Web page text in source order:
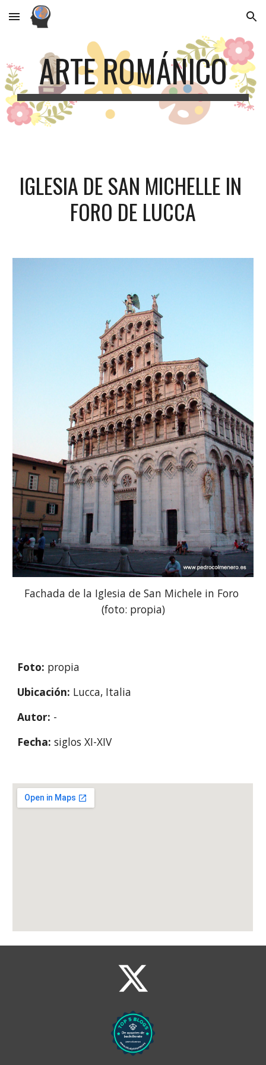
Skip to main content Skip to navigation
ARTE ROMÁNICO
IGLESIA DE SAN MICHELLE IN
FORO DE LUCCA
Fachada de la Iglesia de San Michele in Foro
(foto: propia)
Foto: propia
Ubicación: Lucca, Italia
Autor: -
Fecha: siglos XI-XIV